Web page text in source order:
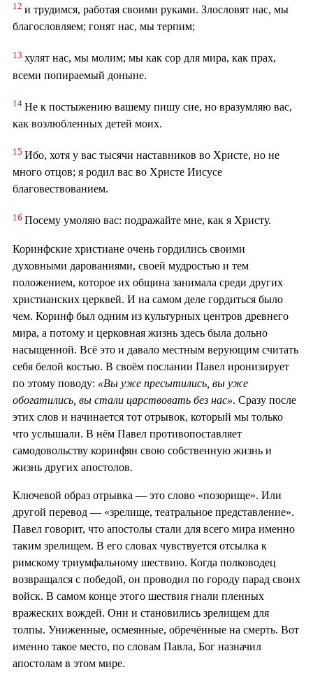
12 и трудимся, работая своими руками. Злословят нас, мы
благословляем; гонят нас, мы терпим;
13 хулят нас, мы молим; мы как сор для мира, как прах,
всеми попираемый доныне.
14 Не к постыжению вашему пишу сие, но вразумляю вас,
как возлюбленных детей моих.
15 Ибо, хотя у вас тысячи наставников во Христе, но не
много отцов; я родил вас во Христе Иисусе
благовествованием.
16 Посему умоляю вас: подражайте мне, как я Христу.
Коринфские христиане очень гордились своими
духовными дарованиями, своей мудростью и тем
положением, которое их община занимала среди других
христианских церквей. И на самом деле гордиться было
чем. Коринф был одним из культурных центров древнего
мира, а потому и церковная жизнь здесь была дольно
насыщенной. Всё это и давало местным верующим считать
себя белой костью. В своём послании Павел иронизирует
по этому поводу: «Вы уже пресытились, вы уже
обогатились, вы стали царствовать без нас». Сразу после
этих слов и начинается тот отрывок, который мы только
что услышали. В нём Павел противопоставляет
самодовольству коринфян свою собственную жизнь и
жизнь других апостолов.
Ключевой образ отрывка — это слово «позорище». Или
другой перевод — «зрелище, театральное представление».
Павел говорит, что апостолы стали для всего мира именно
таким зрелищем. В его словах чувствуется отсылка к
римскому триумфальному шествию. Когда полководец
возвращался с победой, он проводил по городу парад своих
войск. В самом конце этого шествия гнали пленных
вражеских вождей. Они и становились зрелищем для
толпы. Униженные, осмеянные, обречённые на смерть. Вот
именно такое место, по словам Павла, Бог назначил
апостолам в этом мире.